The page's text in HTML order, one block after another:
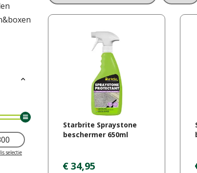
Starbrite Spraystone
beschermer 650ml
€34,95
selectie